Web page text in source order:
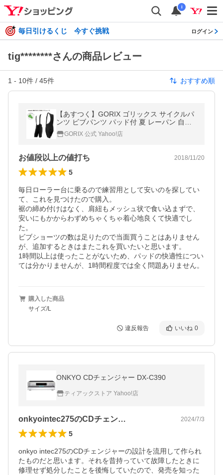
i
毎日引けるくじ 今すぐ挑戦 ログイン
tig********さんの商品レビュー
1 - 10件 / 45件 おすすめ順
【あすつく】GORIX ゴリックス サイクルパ
ンツ ビブパンツ パッド付 夏 レーパン 自転
車 メンズ スーツ 男女兼用(BT)
GORIX 公式 Yahoo!店
お値段以上の値打ち 2018/11/20
5
毎日ローラー台に乗るので練習用として安いのを探してい
て、これを見つけたので購入。
裾の締め付けはなく、肩紐もメッシュ状で食い込まずで、
安いにもかからわずめちゃくちゃ着心地良くて快適でし
た。
ビブショーツの数は足りたので当面買うことはありません
が、追加するときはまたこれを買いたいと思います。
1時間以上は使ったことがないため、パッドの快適性につい
ては分かりませんが、1時間程度では全く問題ありません。
購入した商品
サイズ/L
違反報告 いいね 0
ONKYO CDチェンジャー DX-C390
ティアックストア Yahoo!店
onkyointec275のCDチェン… 2024/7/3
5
onkyo intec275のCDチェンジャーの設計を流用して作られ
たものだと思います。それを昔持っていて故障したときに
修理せず処分したことを後悔していたので、発売を知った